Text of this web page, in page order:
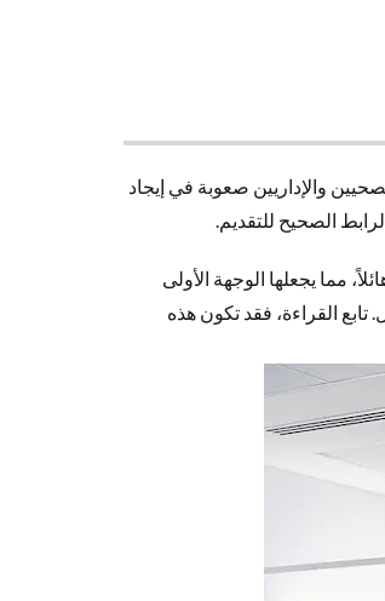
والإداريين صعوبة في إيجاد
مع انطلاق رؤية 2030، تشهد هذه المنظومة توسعاً هائلاً، مما يجعلها الوجهة الأولى
لخطوات التسجيل. تابع القراءة، فقد تكون هذه